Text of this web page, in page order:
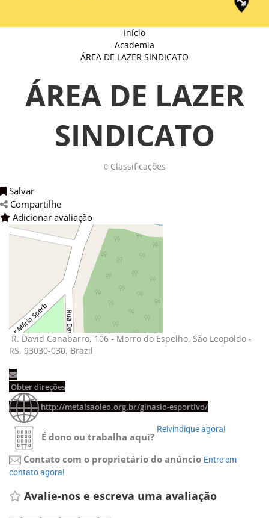
Início
Academia
ÁREA DE LAZER SINDICATO
ÁREA DE LAZER
SINDICATO
0Classificações
Salvar
Compartilhe
Adicionar avaliação
R. David Canabarro, 106 - Morro do Espelho, São Leopoldo -
RS, 93030-030, Brazil
Obter direções
http://metalsaoleo.org.br/ginasio-esportivo/
É dono ou trabalha aqui?
Reivindique agora!
Contato com o proprietário do anúncio Entre em
contato agora!
Avalie-nos e escreva uma avaliação